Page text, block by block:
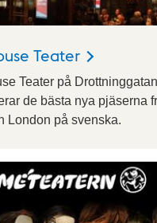
Teater
Teater på Drottninggatan
de bästa nya pjäserna
London på svenska.